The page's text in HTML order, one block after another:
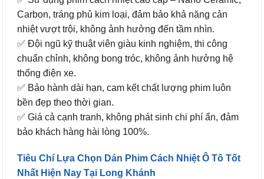
Carbon, tráng phủ kim loại, đảm bảo khả năng cản
nhiệt vượt trội, không ảnh hưởng đến tầm nhìn.
✅ Đội ngũ kỹ thuật viên giàu kinh nghiệm, thi công
chuẩn chỉnh, không bong tróc, không ảnh hưởng hệ
thống điện xe.
✅ Bảo hành dài hạn, cam kết chất lượng phim luôn
bền đẹp theo thời gian.
✅ Giá cả cạnh tranh, không phát sinh chi phí ẩn, đảm
bảo khách hàng hài lòng 100%.
Tiêu Chí Lựa Chọn Dán Phim Cách Nhiệt Ô Tô Tốt
Nhất Hiện Nay Tại Long Khánh